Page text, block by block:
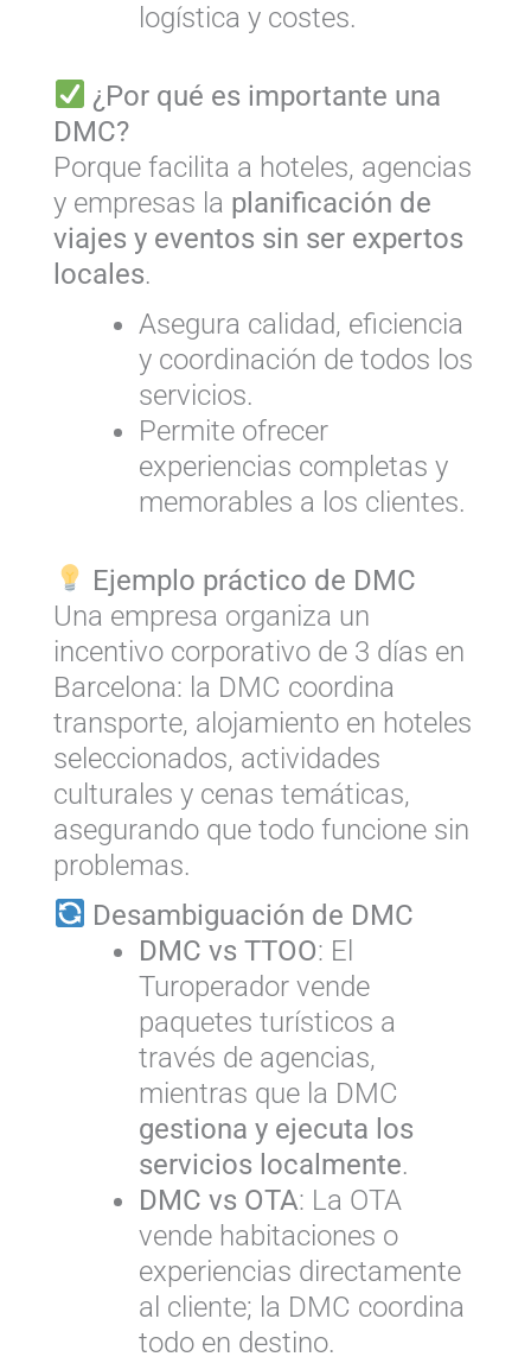
logística y costes.
¿Por qué es importante una
DMC?
Porque facilita a hoteles, agencias
y empresas la planificación de
viajes y eventos sin ser expertos
locales.
Asegura calidad, eficiencia
y coordinación de todos los
servicios.
Permite ofrecer
experiencias completas y
memorables a los clientes.
Ejemplo práctico de DMC
Una empresa organiza un
incentivo corporativo de 3 días en
Barcelona: la DMC coordina
transporte, alojamiento en hoteles
seleccionados, actividades
culturales y cenas temáticas,
asegurando que todo funcione sin
problemas.
Desambiguación de DMC
DMC vs TTOO: El
Turoperador vende
paquetes turísticos a
través de agencias,
mientras que la DMC
gestiona y ejecuta los
servicios localmente.
DMC vs OTA: La OTA
vende habitaciones o
experiencias directamente
al cliente; la DMC coordina
todo en destino.